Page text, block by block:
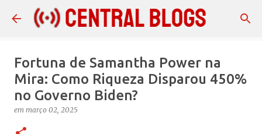
Pular para o conteúdo principal
Fortuna de Samantha Power na
Mira: Como Riqueza Disparou 450%
no Governo Biden?
em março 02, 2025